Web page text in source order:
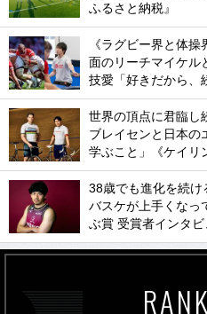
ふるさと納税』
《ラグビー界と体
面のリーチマイケル
技愛「好きだから、
世界の頂点に君臨し
ブレイセンと日本の
学ぶこと」《ケイリ
38歳でも進化を続け
バスケが上手くなっ
ぶ賞 受賞者インタビ